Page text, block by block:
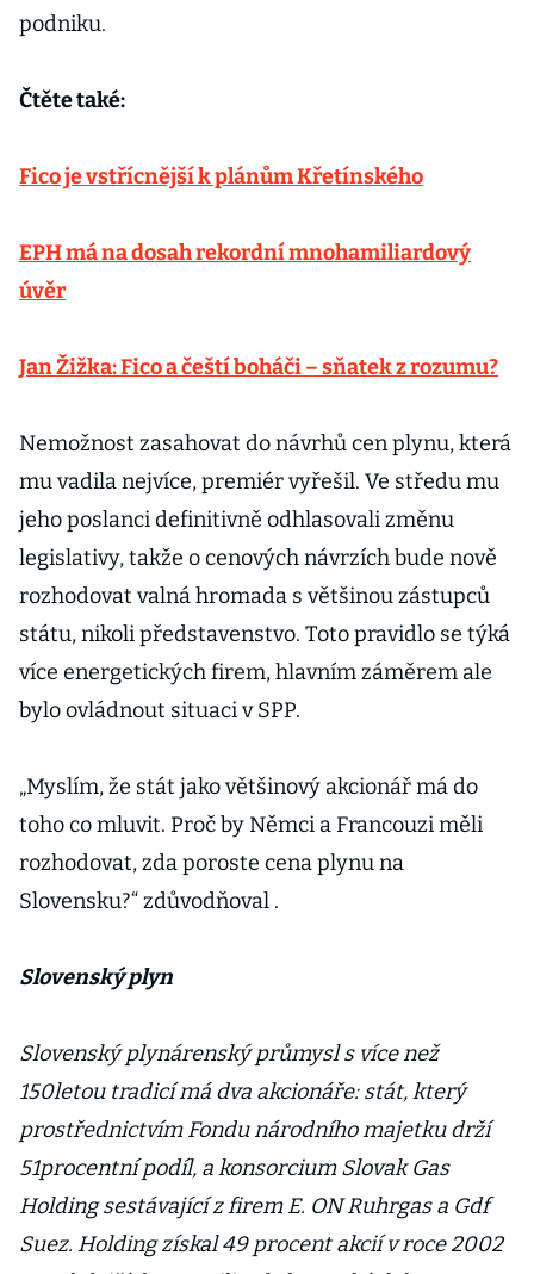
podniku.
Čtěte také:
Fico je vstřícnější k plánům Křetínského
EPH má na dosah rekordní mnohamiliardový
úvěr
Jan Žižka: Fico a čeští boháči – sňatek z rozumu?
Nemožnost zasahovat do návrhů cen plynu, která
mu vadila nejvíce, premiér vyřešil. Ve středu mu
jeho poslanci definitivně odhlasovali změnu
legislativy, takže o cenových návrzích bude nově
rozhodovat valná hromada s většinou zástupců
státu, nikoli představenstvo. Toto pravidlo se týká
více energetických firem, hlavním záměrem ale
bylo ovládnout situaci v SPP.
„Myslím, že stát jako většinový akcionář má do
toho co mluvit. Proč by Němci a Francouzi měli
rozhodovat, zda poroste cena plynu na
Slovensku?“ zdůvodňoval .
Slovenský plyn
Slovenský plynárenský průmysl s více než
150letou tradicí má dva akcionáře: stát, který
prostřednictvím Fondu národního majetku drží
51procentní podíl, a konsorcium Slovak Gas
Holding sestávající z firem E. ON Ruhrgas a Gdf
Suez. Holding získal 49 procent akcií v roce 2002